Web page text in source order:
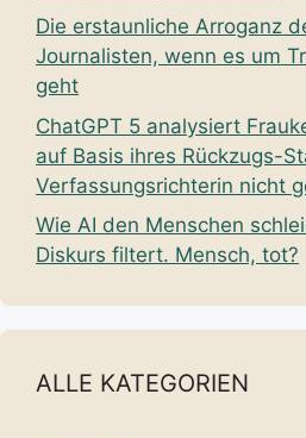
Die erstaunliche Arroganz
Journalisten, wenn es um
geht
ChatGPT 5 analysiert
auf Basis ihres Rückzugs-
Verfassungsrichterin nicht
Wie AI den Menschen
Diskurs filtert. Mensch, tot?
ALLE KATEGORIEN